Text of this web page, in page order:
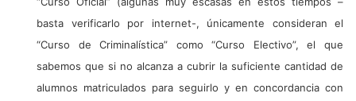
basta verificarlo por internet-, únicamente consideran el
“Curso de Criminalística” como “Curso Electivo”, el que
sabemos que si no alcanza a cubrir la suficiente cantidad de
alumnos matriculados para seguirlo y en concordancia con